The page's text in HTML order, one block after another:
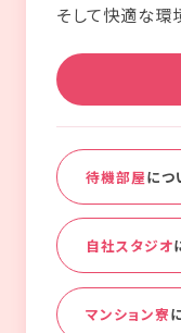
そして快適な環
待機部屋につ
自社スタジオ
マンション寮